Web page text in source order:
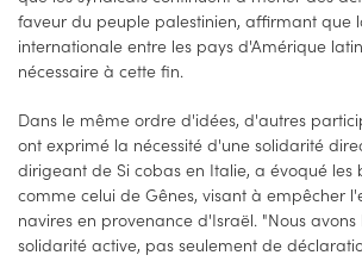
faveur du peuple palestinien, affirmant que
internationale entre les pays d'Amérique
nécessaire à cette fin.
Dans le même ordre d'idées, d'autres
ont exprimé la nécessité d'une solidarité
dirigeant de Si cobas en Italie, a évoqué les
comme celui de Gênes, visant à empêcher
navires en provenance d'Israël. "Nous
solidarité active, pas seulement de